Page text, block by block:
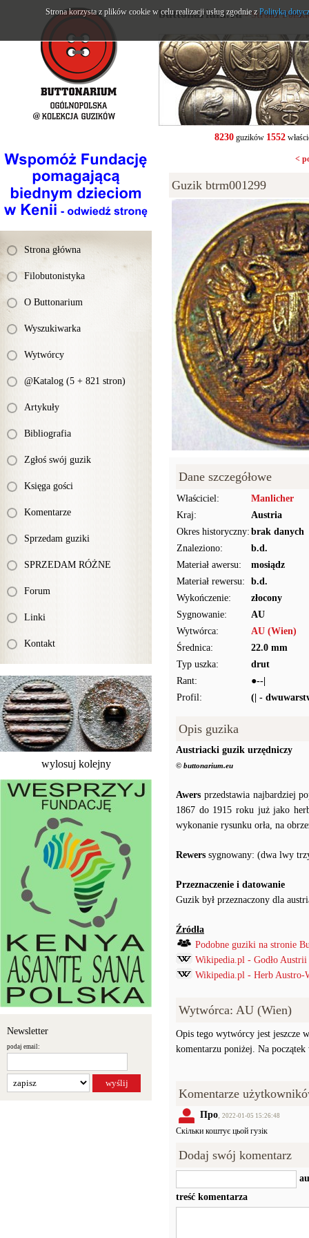
Strona główna
Filobutonistyka
O Buttonarium
Wyszukiwarka
Wytwórcy
@Katalog (5 + 821 stron)
Artykuły
Bibliografia
Zgłoś swój guzik
Księga gości
Komentarze
Sprzedam guziki
SPRZEDAM RÓŻNE
Forum
Linki
Kontakt
wylosuj kolejny
Newsletter
podaj email:
buttonarium.eu- Strona
8230guzików 1552
<
Guzik btrm001299
Dane szczegółowe
Właściciel:
Manlicher
Kraj:
Austria
Okres historyczny: brak danych
Znaleziono:
b.d.
Materiał awersu:
mosiądz
Materiał rewersu:
b.d.
Wykończenie:
złocony
Sygnowanie:
AU
Wytwórca:
AU (Wien)
Średnica:
22.0 mm
Typ uszka:
drut
Rant:
●--|
Profil:
(| -
Opis guzika
Austriacki guzik urzędniczy
© buttonarium.eu
Awers przedstawia najbardziej
1867 do 1915 roku już jako
wykonanie rysunku orła, na
Rewers sygnowany: (dwa lwy
Przeznaczenie i datowanie
Guzik był przeznaczony dla
Źródła
Podobne guziki na stronie
Wikipedia.pl - Godło Austrii
Wikipedia.pl - Herb Austro-
Wytwórca: AU (Wien)
Opis tego wytwórcy jest jeszcze
komentarzu poniżej. Na
Komentarze
Про, 2022-01-05 15:26:48
Скільки коштує цьой гузік
Dodaj swój komentarz
treść komentarza
Strona korzysta z plików cookie w celu realizacji usług zgodnie zPolityką